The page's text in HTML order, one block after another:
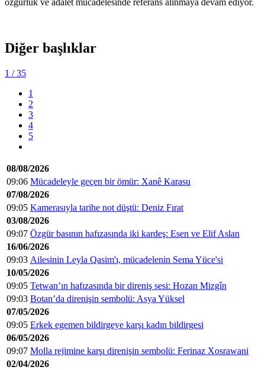
Diğer başlıklar
1 / 35
1
2
3
4
5
08/08/2026
09:06 Mücadeleyle geçen bir ömür: Xanê Karasu
07/08/2026
09:05 Kamerasıyla tarihe not düştü: Deniz Fırat
03/08/2026
09:07 Özgür basının hafızasında iki kardeş: Esen ve Elif Aslan
16/06/2026
09:03 Ailesinin Leyla Qasim'ı, mücadelenin Sema Yüce'si
10/05/2026
09:05 Tetwan’ın hafızasında bir direniş sesi: Hozan Mizgîn
09:03 Botan’da direnişin sembolü: Asya Yüksel
07/05/2026
09:05 Erkek egemen bildirgeye karşı kadın bildirgesi
06/05/2026
09:07 Molla rejimine karşı direnişin sembolü: Ferinaz Xosrawani
02/04/2026